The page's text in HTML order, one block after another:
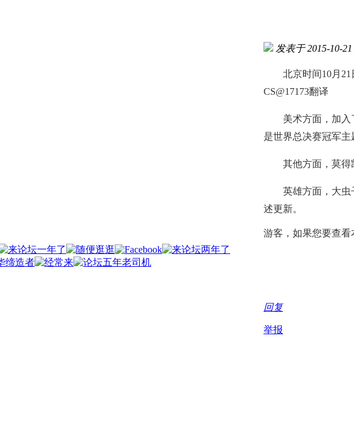
发表于 2015-10-
北京时间10月
CS@17173翻译
美术方面，加
是世界总决赛冠军主
其他方面，莫得
英雄方面，大虫
述更新。
游客，如果您要查
回复
举报